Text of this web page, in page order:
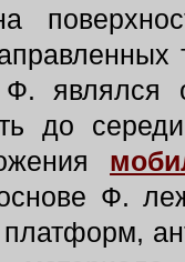
на
являлся
до
Ф.
платформ,